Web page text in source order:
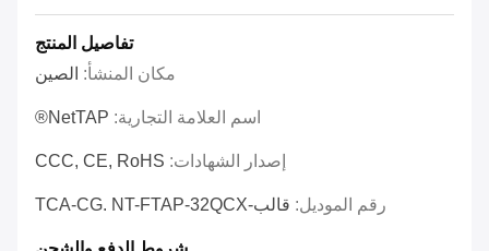
تفاصيل المنتج
مكان المنشأ: الصين
اسم العلامة التجارية: NetTAP®
إصدار الشهادات: CCC, CE, RoHS
رقم الموديل: قالب-TCA-CG. NT-FTAP-32QCX